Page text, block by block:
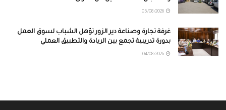
غرفة تجارة وصناعة دير الزور تؤهل الشباب لسوق العمل
بدورة تدريبية تجمع بين الريادة والتطبيق العملي